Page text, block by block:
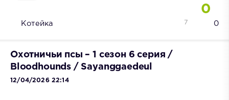
0
Котейка 0
7
Охотничьи псы – 1 сезон 6 серия /
Bloodhounds / Sayanggaedeul
12/04/2026 22:14